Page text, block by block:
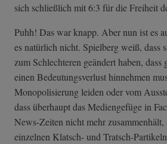
sich schließlich mit 6:3 für die Freiheit
Puhh! Das war knapp. Aber nun ist es
es natürlich nicht. Spielberg weiß, dass
zum Schlechteren geändert haben, dass
einen Bedeutungsverlust hinnehmen
Monopolisierung leiden oder vom
dass überhaupt das Mediengefüge in
News-Zeiten nicht mehr
einzelnen Klatsch- und Tratsch-